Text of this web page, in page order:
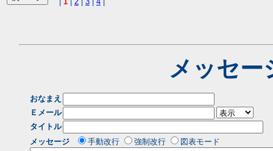
メッセー
おなまえ
Ｅメール
タイトル
メッセージ
手動改行 強制改行 図表モード